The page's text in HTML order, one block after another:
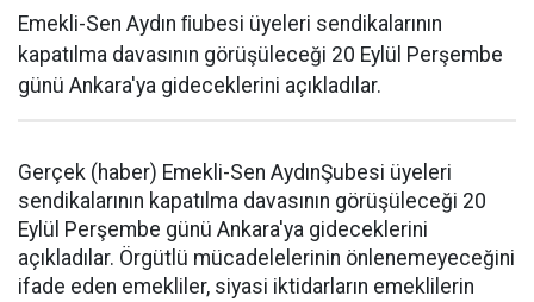
Emekli-Sen Aydın ﬁubesi üyeleri sendikalarının
kapatılma davasının görüşüleceği 20 Eylül Perşembe
günü Ankara'ya gideceklerini açıkladılar.
Gerçek (haber) Emekli-Sen AydınŞubesi üyeleri
sendikalarının kapatılma davasının görüşüleceği 20
Eylül Perşembe günü Ankara'ya gideceklerini
açıkladılar. Örgütlü mücadelelerinin önlenemeyeceğini
ifade eden emekliler, siyasi iktidarların emeklilerin